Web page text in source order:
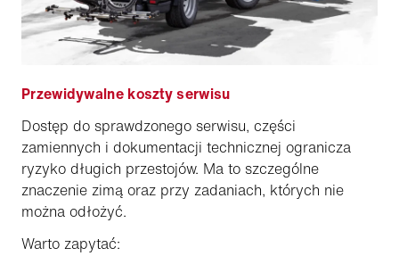
Przewidywalne koszty serwisu
Dostęp do sprawdzonego serwisu, części
zamiennych i dokumentacji technicznej ogranicza
ryzyko długich przestojów. Ma to szczególne
znaczenie zimą oraz przy zadaniach, których nie
można odłożyć.
Warto zapytać: